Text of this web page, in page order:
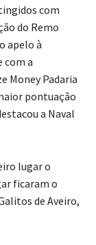
com
do Remo
apelo à
com a
Money Padaria
pontuação
a Naval
lugar o
ficaram o
de Aveiro,